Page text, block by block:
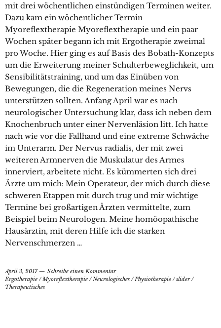
mit drei wöchentlichen einstündigen Terminen weiter.
Dazu kam ein wöchentlicher Termin
Myoreflextherapie Myoreflextherapie und ein paar
Wochen später begann ich mit Ergotherapie zweimal
pro Woche. Hier ging es auf Basis des Bobath-Konzepts
um die Erweiterung meiner Schulterbeweglichkeit, um
Sensibilitätstraining, und um das Einüben von
Bewegungen, die die Regeneration meines Nervs
unterstützen sollten. Anfang April war es nach
neurologischer Untersuchung klar, dass ich neben dem
Knochenbruch unter einer Nervenläsion litt. Ich hatte
nach wie vor die Fallhand und eine extreme Schwäche
im Unterarm. Der Nervus radialis, der mit zwei
weiteren Armnerven die Muskulatur des Armes
innerviert, arbeitete nicht. Es kümmerten sich drei
Ärzte um mich: Mein Operateur, der mich durch diese
schweren Etappen mit durch trug und mir wichtige
Termine bei großartigen Ärzten vermittelte, zum
Beispiel beim Neurologen. Meine homöopathische
Hausärztin, mit deren Hilfe ich die starken
Nervenschmerzen …
April 3, 2017
Schreibe einen Kommentar
Ergotherapie / Myoreflextherapie / Neurologisches / Physiotherapie /slider/
Therapeutisches